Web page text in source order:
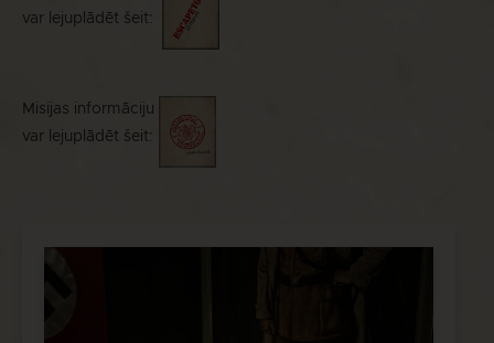
var lejuplādēt šeit:
Misijas informāciju
var lejuplādēt šeit: